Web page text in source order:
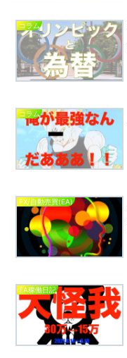
コラム
コラム
FX/自動売買(EA)
EA稼働日記